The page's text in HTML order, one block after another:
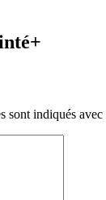
sont indiqués avec